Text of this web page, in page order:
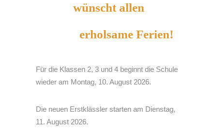
wünscht allen
erholsame Ferien!
Für die Klassen 2, 3 und 4 beginnt die Schule
wieder am Montag, 10. August 2026.
Die neuen Erstklässler starten am Dienstag,
11. August 2026.